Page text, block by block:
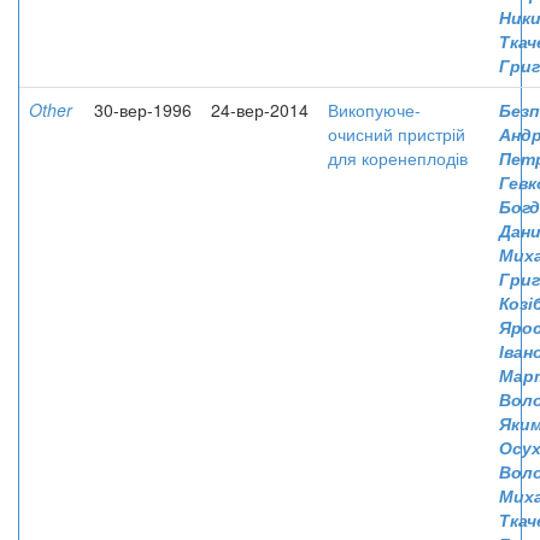
Other
30-вер-1996 24-вер-2014
Викопуюче-
очисний пристрій
для коренеплодів